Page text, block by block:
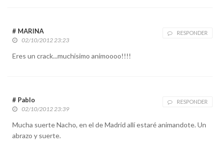
# MARINA RESPONDER
02/10/2012 23:23
Eres un crack...muchisimo animoooo!!!!
# Pablo RESPONDER
02/10/2012 23:39
Mucha suerte Nacho, en el de Madrid allí estaré animandote. Un
abrazo y suerte.